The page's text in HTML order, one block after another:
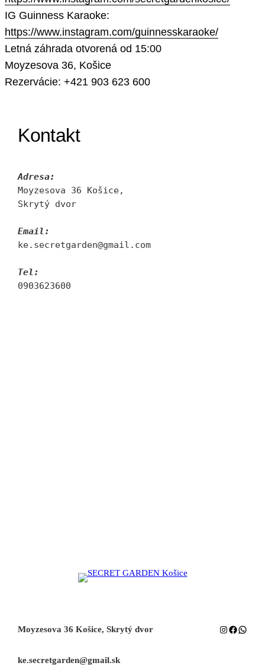
IG Guinness Karaoke:
https://www.instagram.com/guinnesskaraoke/
Letná záhrada otvorená od 15:00
Moyzesova 36, Košice
Rezervácie: +421 903 623 600
Kontakt
Adresa:
Moyzesova 36 Košice,
Skrytý dvor
Email:
ke.secretgarden@gmail.com
Tel:
0903623600
Moyzesova 36 Košice, Skrytý dvor Instagram
Facebook
ke.secretgarden@gmail.sk